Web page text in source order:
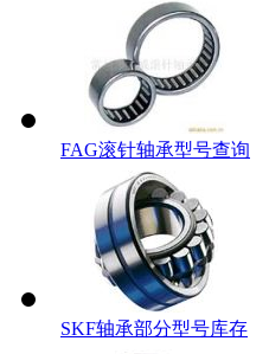
FAG滚针轴承型号查询
SKF轴承部分型号库存